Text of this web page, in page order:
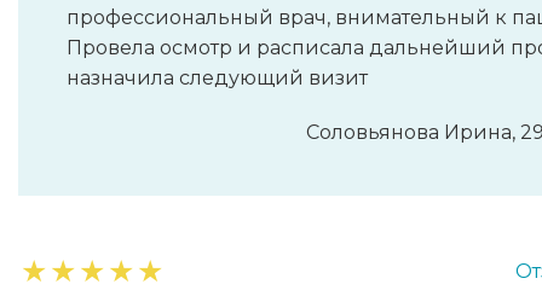
профессиональный врач, внимательный к
Провела осмотр и расписала дальнейший
назначила следующий визит
Соловьянова Ирина,
★★★★★